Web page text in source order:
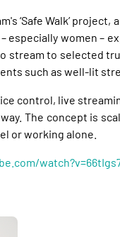
‘Safe Walk’
especially women –
stream to selected
such as well-lit
control, live
The concept is
or working alone.